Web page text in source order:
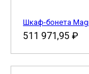
Шкаф-бонета
511 971,95 ₽